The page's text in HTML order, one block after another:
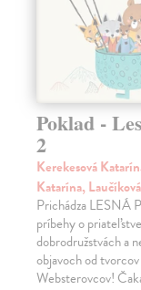
Poklad -
2
Kerekesová
Katarína,
Prichádza LESNÁ
príbehy o
dobrodružstvách a
objavoch od
Websterovcov!